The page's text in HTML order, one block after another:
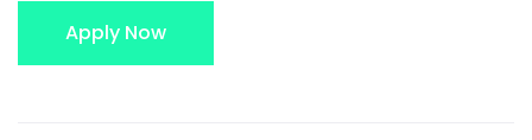
Apply Now